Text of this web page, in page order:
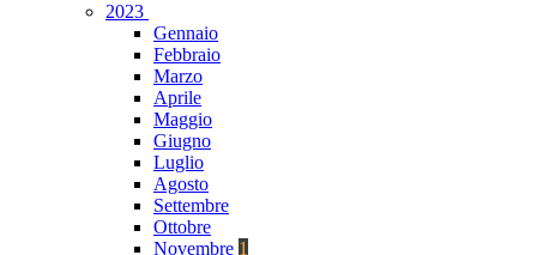
2023
Gennaio
Febbraio
Marzo
Aprile
Maggio
Giugno
Luglio
Agosto
Settembre
Ottobre
Novembre 1